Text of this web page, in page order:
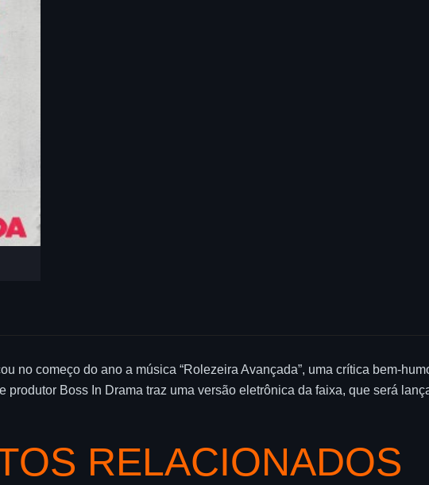
no começo do ano a música “Rolezeira Avançada”, uma crítica bem-
Boss In Drama traz uma versão eletrônica da faixa, que será
RELACIONADOS